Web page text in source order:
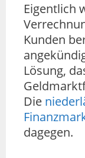
Eigentlich
Kunden
Lösung,
Die
dagegen.